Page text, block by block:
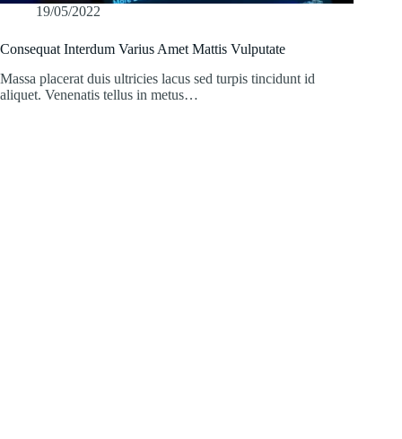
19/05/2022
Consequat Interdum Varius Amet Mattis Vulputate
Massa placerat duis ultricies lacus sed turpis tincidunt id
aliquet. Venenatis tellus in metus…